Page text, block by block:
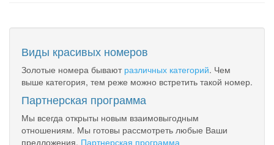
Виды красивых номеров
Золотые номера бывают различных категорий. Чем
выше категория, тем реже можно встретить такой номер.
Партнерская программа
Мы всегда открыты новым взаимовыгодным
отношениям. Мы готовы рассмотреть любые Ваши
предложения. Партнерская программа